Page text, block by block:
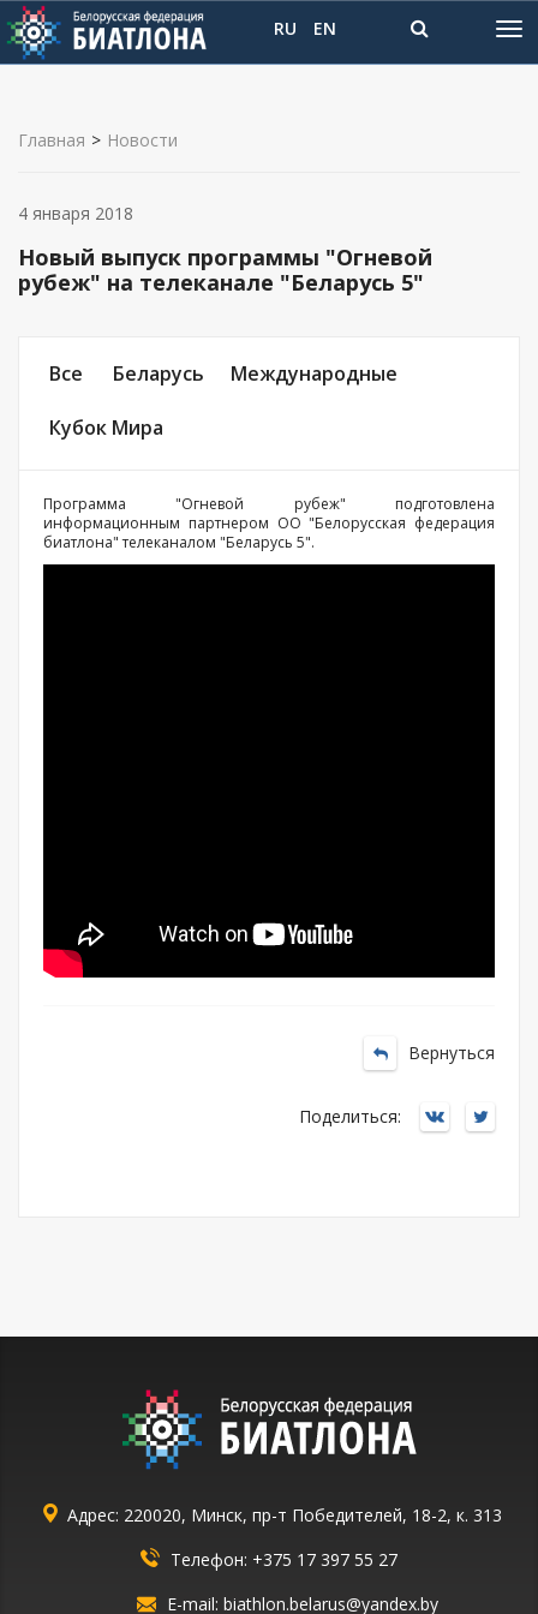
RU EN
Главная > Новости
Новый выпуск программы "Огневой
рубеж" на телеканале "Беларусь 5"
Все Беларусь Международные
Кубок Мира
4 января 2018
Программа "Огневой рубеж" подготовлена
информационным партнером ОО "Белорусская федерация
биатлона" телеканалом "Беларусь 5".
Вернуться
Поделиться:
Адрес: 220020, Минск, пр-т Победителей, 18-2, к. 313
Телефон: +375 17 397 55 27
E-mail: biathlon.belarus@yandex.by